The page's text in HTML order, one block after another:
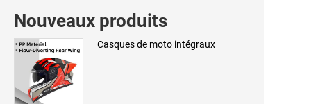
Nouveaux produits
Casques de moto intégraux